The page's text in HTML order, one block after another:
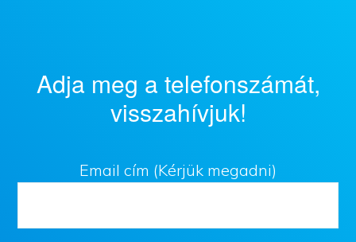
Adja meg a telefonszámát,
visszahívjuk!
Email cím (Kérjük megadni)